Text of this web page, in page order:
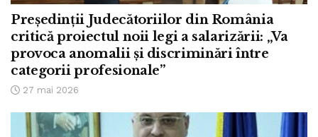
Președinții Judecătoriilor din România
critică proiectul noii legi a salarizării: „Va
provoca anomalii și discriminări între
categorii profesionale”
27 mai 2026